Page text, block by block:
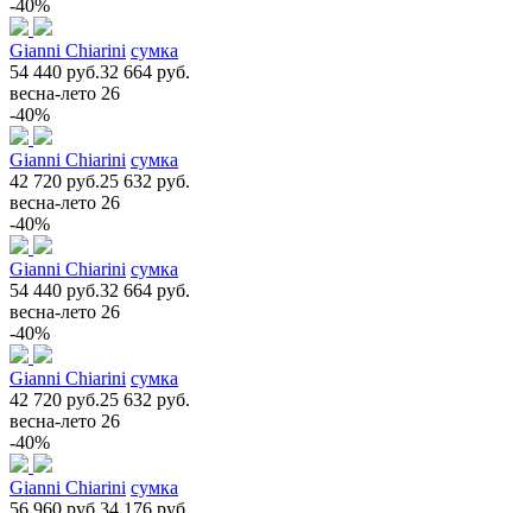
-40%
Gianni Chiarini сумка
54 440 руб.32 664 руб.
весна-лето 26
-40%
Gianni Chiarini сумка
42 720 руб.25 632 руб.
весна-лето 26
-40%
Gianni Chiarini сумка
54 440 руб.32 664 руб.
весна-лето 26
-40%
Gianni Chiarini сумка
42 720 руб.25 632 руб.
весна-лето 26
-40%
Gianni Chiarini сумка
56 960 руб.34 176 руб.